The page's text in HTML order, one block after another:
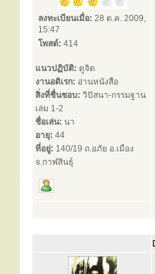
ลงทะเบียนเมื่อ: 28 ต.ค. 2009,
15:47
โพสต์: 414
แนวปฏิบัติ: ดูจิต
งานอดิเรก: อ่านหนังสือ
สิ่งที่ชื่นชอบ: วิปัสนา-กรรมฐาน
เล่ม 1-2
ชื่อเล่น: นา
อายุ: 44
ที่อยู่: 140/19 ถ.อภัย อ.เมือง
จ.กาฬสินธุ์